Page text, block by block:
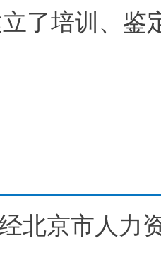
了培训、鉴
北京市人力